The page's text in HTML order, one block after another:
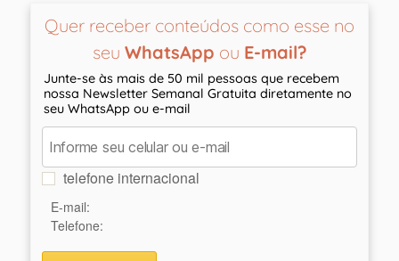
Quer receber conteúdos como esse no
seu WhatsApp ou E-mail?
Junte-se às mais de 50 mil pessoas que recebem
nossa Newsletter Semanal Gratuita diretamente no
seu WhatsApp ou e-mail
telefone internacional
E-mail:
Telefone: